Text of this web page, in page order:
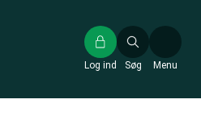
Søg
Log ind Menu